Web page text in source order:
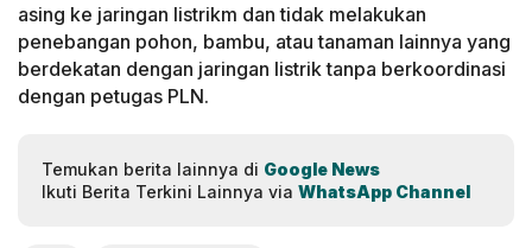
asing ke jaringan listrikm dan tidak melakukan
penebangan pohon, bambu, atau tanaman lainnya yang
berdekatan dengan jaringan listrik tanpa berkoordinasi
dengan petugas PLN.
Temukan berita lainnya di Google News
Ikuti Berita Terkini Lainnya via WhatsApp Channel